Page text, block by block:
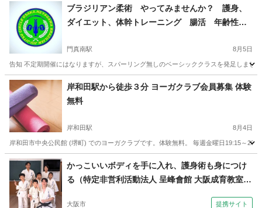
ブラジリアン柔術 やってみませんか？ 護身、
ダイエット、体幹トレーニング 腸活 年齢性別
門真南駅 8月5日
告知 不定期開催にはなりますが、スパーリング無しのベーシッククラスを発足しま
大阪 門真市 門真南駅 空手/他格闘技 ブラジリアン柔術
岸和田駅から徒歩３分 ヨーガクラブ会員募集 体験
無料
岸和田駅 8月4日
岸和田市中央公民館 (堺町) でのヨーガクラブです。体験無料。 毎週金曜日19:15～
大阪 岸和田市 ヨガ 公民館
かっこいいボディを手に入れ、護身術も身につけ
る（特定非営利活動法人 呈峰會館 大阪成育教室
大阪市 提携サイト